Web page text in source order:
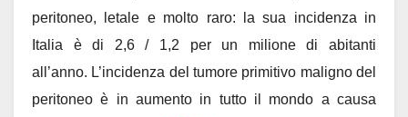
peritoneo, letale e molto raro: la sua incidenza in
Italia è di 2,6 / 1,2 per un milione di abitanti
all’anno. L’incidenza del tumore primitivo maligno del
peritoneo è in aumento in tutto il mondo a causa